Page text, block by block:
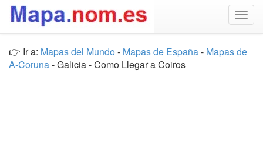
👉 Ir a: Mapas del Mundo - Mapas de España- Mapas de
A-Coruna- Galicia - Como Llegar a Coiros